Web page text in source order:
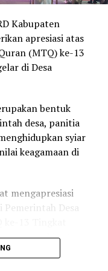
pemilih
pemilih
daerah mencapai
jumlah pemilih
Bengkayang,
cukup untuk
lebih
daerah
sudah sangat
pemekaran
Kabupaten
apresiasi atas
(MTQ) ke-13
di Desa
bentuk
desa, panitia
syiar
keagamaan di
mengapresiasi
Desa
serupa bisa terus
Ferdinad.